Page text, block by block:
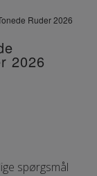
Ruder 2026
2026
spørgsmål